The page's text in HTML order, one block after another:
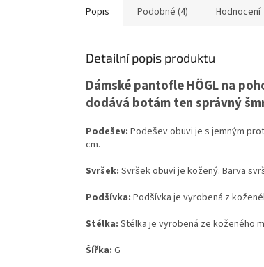
Popis Podobné (4) Hodnocení
Detailní popis produktu
Dámské pantofle HÖGL na
dodává botám ten správný
Podešev: Podešev obuvi je s jemným
cm.
Svršek: Svršek obuvi je kožený. Barva
Podšívka: Podšívka je vyrobená z
Stélka: Stélka je vyrobená ze koženého
Šířka: G